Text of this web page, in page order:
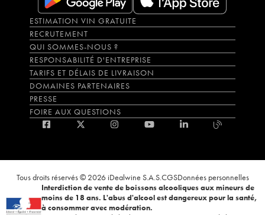
ESTIMATION VIN GRATUITE
RECRUTEMENT
QUI SOMMES-NOUS ?
RESPONSABILITÉ D'ENTREPRISE
TARIFS ET DÉLAIS DE LIVRAISON
DOMAINES PARTENAIRES
PRESSE
FOIRE AUX QUESTIONS
Tous droits réservés © 2026 iDealwine S.A.S.CGSDonnées personnelles
Interdiction de vente de boissons alcooliques aux mineurs de
moins de 18 ans. L'abus d'alcool est dangereux pour la santé,
à consommer avec modération.